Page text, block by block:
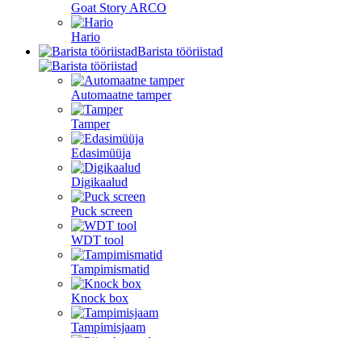
Goat Story ARCO
Hario
Barista tööriistad
Automaatne tamper
Tamper
Edasimüüja
Digikaalud
Puck screen
WDT tool
Tampimismatid
Knock box
Tampimisjaam